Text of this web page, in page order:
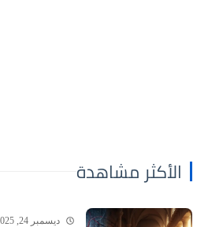
الأكثر مشاهدة
ديسمبر 24, 2025